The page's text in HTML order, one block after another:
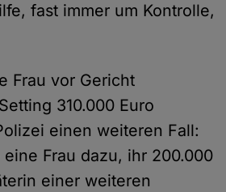
fast immer um Kontrolle,
Frau vor Gericht
310.000 Euro
einen weiteren Fall:
Frau dazu, ihr 200.000
einer weiteren